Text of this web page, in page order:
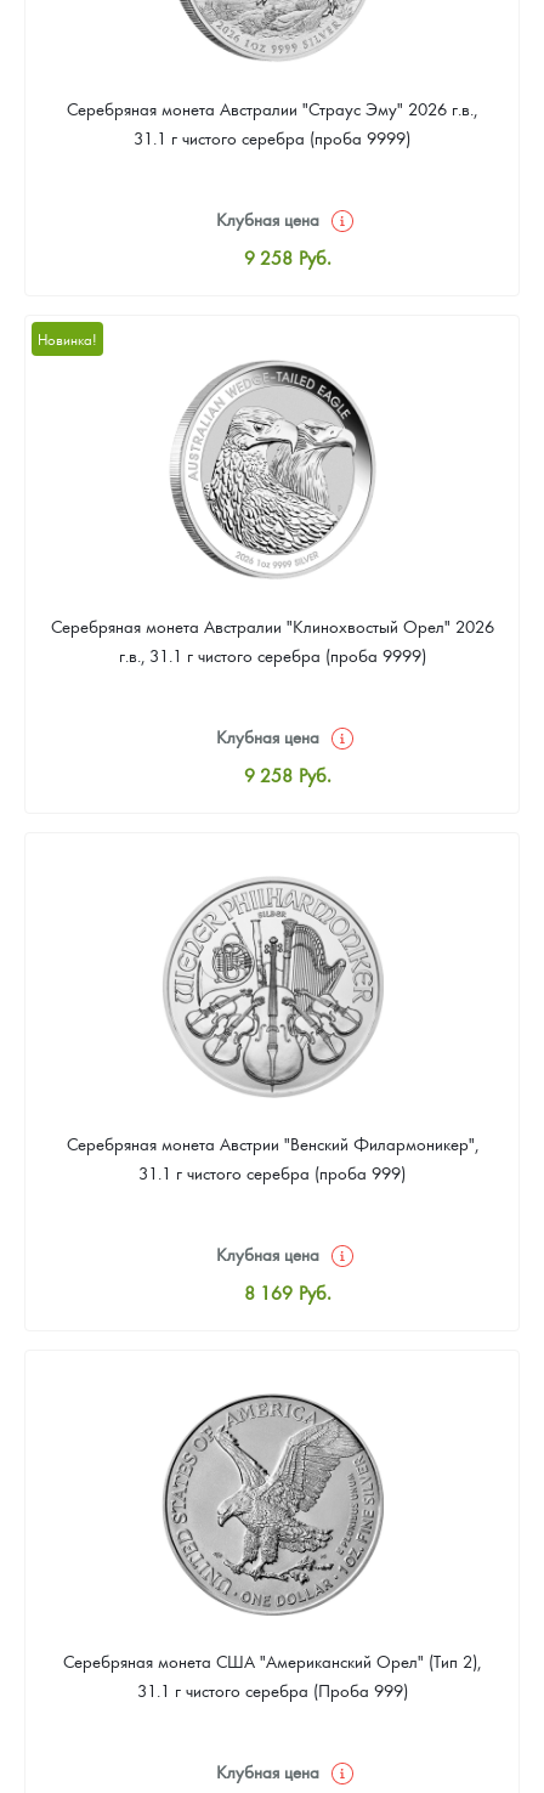
Серебряная монета Австралии "Страус Эму" 2026 г.в.,
31.1 г чистого серебра (проба 9999)
Клубная цена
9 258 Руб.
Цена выкупа
Звоните
Новинка!
Серебряная монета Австралии "Клинохвостый Орел" 2026
г.в., 31.1 г чистого серебра (проба 9999)
Клубная цена
9 258 Руб.
Цена выкупа
Звоните
Серебряная монета Австрии "Венский Филармоникер",
31.1 г чистого серебра (проба 999)
Клубная цена
8 169 Руб.
Цена выкупа
4 901 Руб.
Серебряная монета США "Американский Орел" (Тип 2),
31.1 г чистого серебра (Проба 999)
Клубная цена